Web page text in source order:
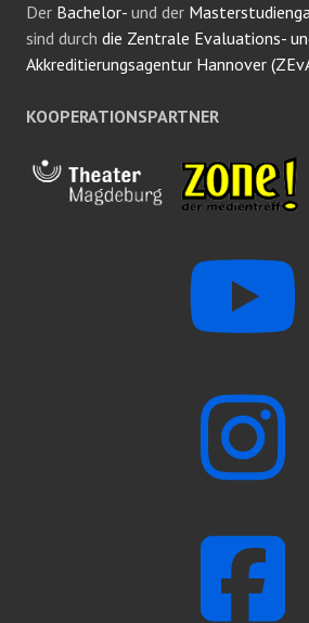
Der Bachelor- und der
sind durch die Zentrale Evaluations-
Akkreditierungsagentur Hannover
KOOPERATIONSPARTNER